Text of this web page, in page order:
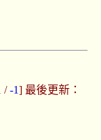
/-1] 最後更新：